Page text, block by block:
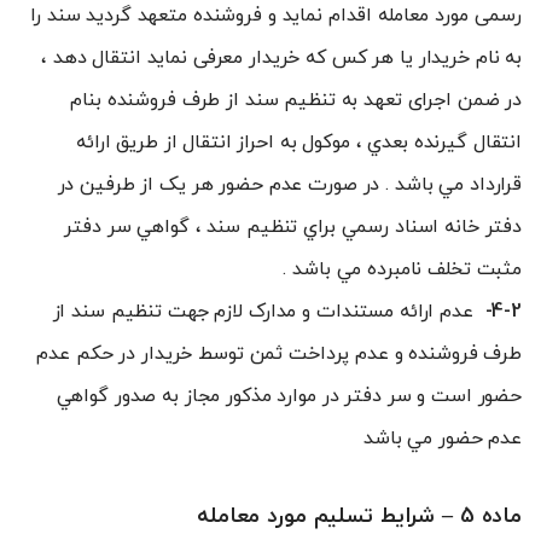
رسمی مورد معامله اقدام نماید و فروشنده متعهد گردید سند را
به نام خریدار یا هر کس که خریدار معرفی نماید انتقال دهد ،
در ضمن اجرای تعهد به تنظيم سند از طرف فروشنده بنام
انتقال گيرنده بعدي ، موکول به احراز انتقال از طريق ارائه
قرارداد مي باشد . در صورت عدم حضور هر يک از طرفين در
دفتر خانه اسناد رسمي براي تنظيم سند ، گواهي سر دفتر
مثبت تخلف نامبرده مي باشد .
4-2-
عدم ارائه مستندات و مدارک لازم جهت تنظيم سند از
طرف فروشنده و عدم پرداخت ثمن توسط خريدار در حکم عدم
حضور است و سر دفتر در موارد مذکور مجاز به صدور گواهي
عدم حضور مي باشد
ماده 5 – شرايط تسليم مورد معامله